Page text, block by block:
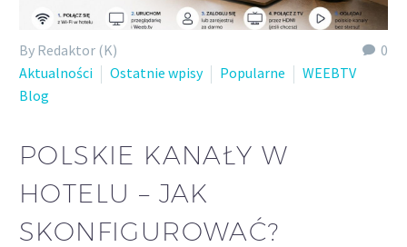
0
By Redaktor (K)
Aktualności
Ostatnie wpisy Popularne
WEEBTV
Blog
POLSKIE KANAŁY W
HOTELU – JAK
SKONFIGUROWAĆ?